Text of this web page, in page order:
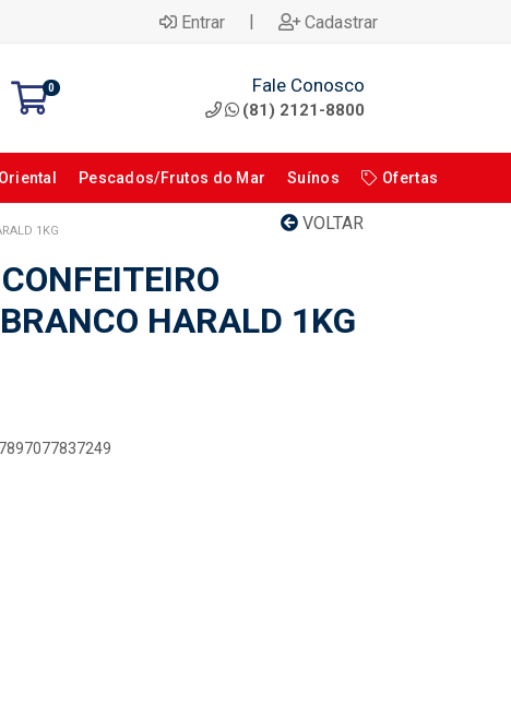
Entrar | Cadastrar
0 Fale Conosco
(81) 2121-8800
Oriental Pescados/Frutos do Mar Suínos Ofertas
VOLTAR
1KG
HARALD 1KG